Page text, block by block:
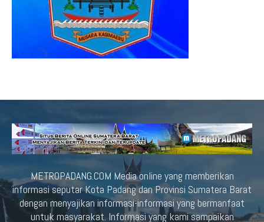
METROPADANG.COM Media online yang memberikan
informasi seputar Kota Padang dan Provinsi Sumatera Barat
dengan menyajikan informasi-informasi yang bermanfaat
untuk masyarakat. Informasi yang kami sampaikan